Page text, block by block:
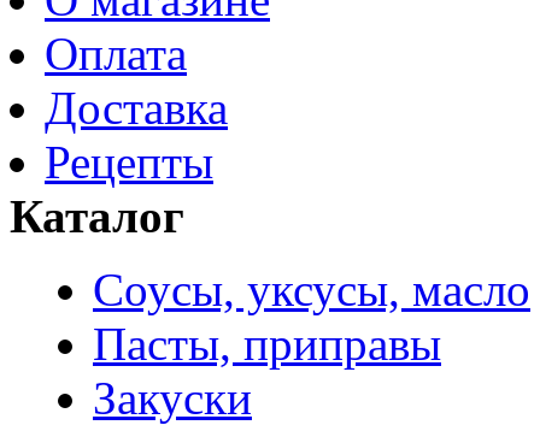
Оплата
Доставка
Рецепты
Каталог
Соусы, уксусы, масло
Пасты, приправы
Закуски